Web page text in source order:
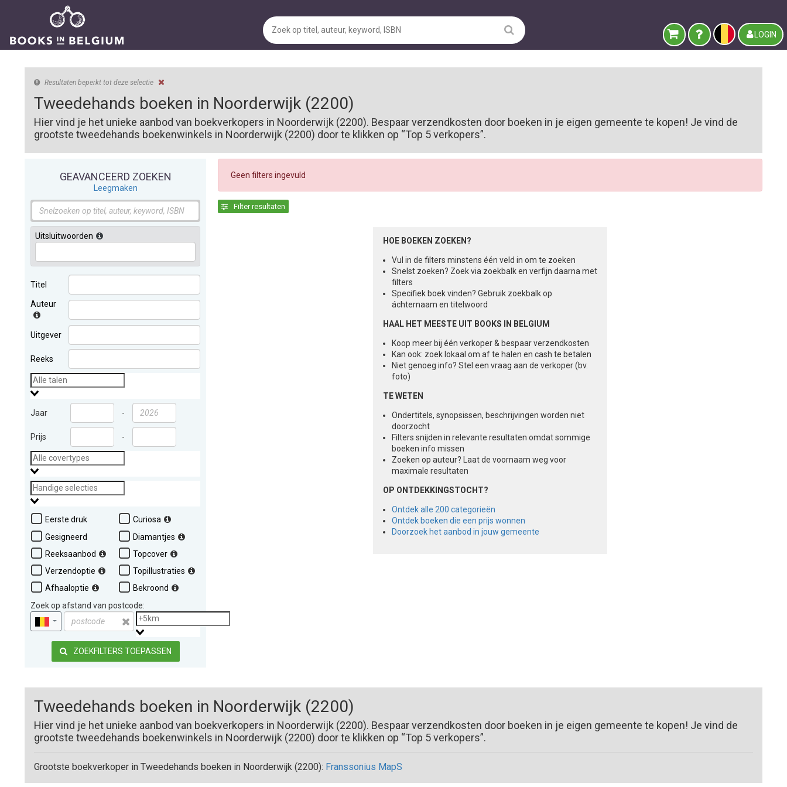
LOGIN
Resultaten beperkt tot deze selectie
Tweedehands boeken in Noorderwijk (2200)
Hier vind je het unieke aanbod van boekverkopers in Noorderwijk (2200). Bespaar verzendkosten door boeken in je eigen gemeente te kopen! Je vind de
grootste tweedehands boekenwinkels in Noorderwijk (2200) door te klikken op “Top 5 verkopers”.
GEAVANCEERD ZOEKEN
Leegmaken
Uitsluitwoorden
Titel
Auteur
Uitgever
Reeks
Jaar -
Prijs -
Eerste druk
Gesigneerd
Reeksaanbod
Verzendoptie
Afhaaloptie
Curiosa
Diamantjes
Topcover
Topillustraties
Bekroond
Zoek op afstand van postcode:
ZOEKFILTERS TOEPASSEN
Geen filters ingevuld
Filter resultaten
HOE BOEKEN ZOEKEN?
Vul in de filters minstens één veld in om te zoeken
Snelst zoeken? Zoek via zoekbalk en verfijn daarna met
filters
Specifiek boek vinden? Gebruik zoekbalk op
áchternaam en titelwoord
HAAL HET MEESTE UIT BOOKS IN BELGIUM
Koop meer bij één verkoper & bespaar verzendkosten
Kan ook: zoek lokaal om af te halen en cash te betalen
Niet genoeg info? Stel een vraag aan de verkoper (bv.
foto)
TE WETEN
Ondertitels, synopsissen, beschrijvingen worden niet
doorzocht
Filters snijden in relevante resultaten omdat sommige
boeken info missen
Zoeken op auteur? Laat de voornaam weg voor
maximale resultaten
OP ONTDEKKINGSTOCHT?
Ontdek alle 200 categorieën
Ontdek boeken die een prijs wonnen
Doorzoek het aanbod in jouw gemeente
Tweedehands boeken in Noorderwijk (2200)
Hier vind je het unieke aanbod van boekverkopers in Noorderwijk (2200). Bespaar verzendkosten door boeken in je eigen gemeente te kopen! Je vind de
grootste tweedehands boekenwinkels in Noorderwijk (2200) door te klikken op “Top 5 verkopers”.
Grootste boekverkoper in Tweedehands boeken in Noorderwijk (2200): Franssonius MapS